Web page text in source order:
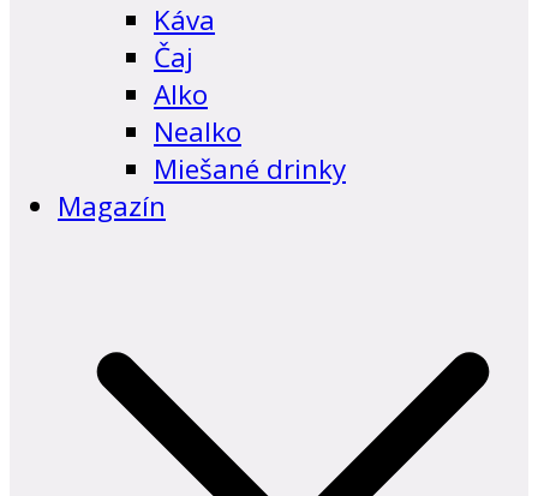
Káva
Čaj
Alko
Nealko
Miešané drinky
Magazín